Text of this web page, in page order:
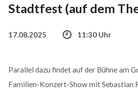
Stadtfest (auf dem
17.08.2025 11:30 Uhr
Parallel dazu findet auf der Bühne am
Familien-Konzert-Show mit Sebastian